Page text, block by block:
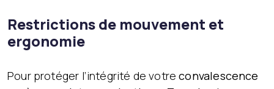
Restrictions de mouvement et
ergonomie
Pour protéger l’intégrité de votreconvalescence